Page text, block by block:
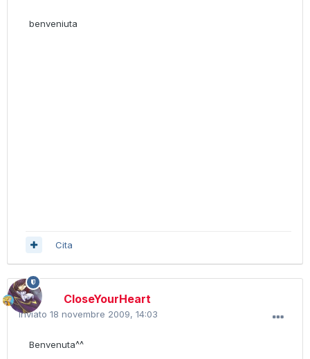
benveniuta
Cita
CloseYourHeart
Inviato 18 novembre 2009, 14:03
Benvenuta^^